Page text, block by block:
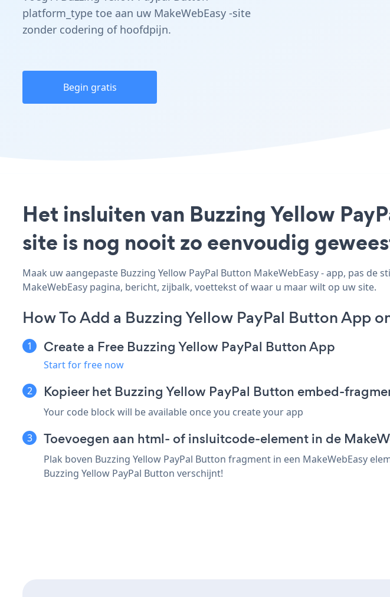
platform_type toe aan uw MakeWebEasy -site
zonder codering of hoofdpijn.
Begin gratis
Het insluiten van Buzzing Yellow
site is nog nooit zo eenvoudig
Maak uw aangepaste Buzzing Yellow PayPal Button MakeWebEasy - app, pas
MakeWebEasy pagina, bericht, zijbalk, voettekst of waar u maar wilt op uw site.
How To Add a Buzzing Yellow PayPal Button App
Create a Free Buzzing Yellow PayPal Button App
Start for free now
Kopieer het Buzzing Yellow PayPal Button embed-
Your code block will be available once you create your app
Toevoegen aan html- of insluitcode-element in de
Plak boven Buzzing Yellow PayPal Button fragment in een MakeWebEasy
Buzzing Yellow PayPal Button verschijnt!